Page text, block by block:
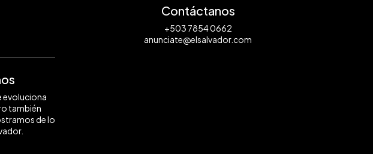
evoluciona
también
de lo
Contáctanos
+503 7854 0662
anunciate@elsalvador.com